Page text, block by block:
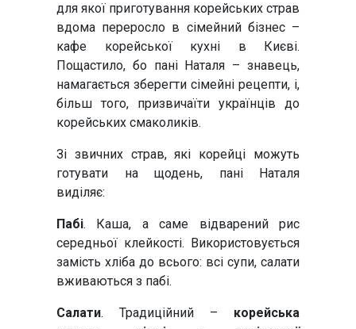
для якої приготування корейських страв
вдома переросло в сімейний бізнес –
кафе корейської кухні в Києві.
Пощастило, бо пані Наталя – знавець,
намагається зберегти сімейні рецепти, і,
більш того, призвичаїти українців до
корейських смаколиків.
Зі звичних страв, які корейці можуть
готувати на щодень, пані Наталя
виділяє:
Пабі. Каша, а саме відварений рис
середньої клейкості. Використовується
замість хліба до всього: всі супи, салати
вживаються з пабі.
Салати. Традиційний – корейська